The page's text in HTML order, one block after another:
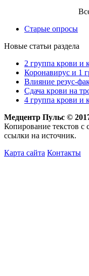
Старые опросы
Новые статьи раздела
2 группа крови и
Коронавирус и 1
Влияние резус-
Сдача крови на
4 группа крови и
Медцентр Пульс ©
Копирование текстов с
ссылки на источник.
Карта сайта Контакты